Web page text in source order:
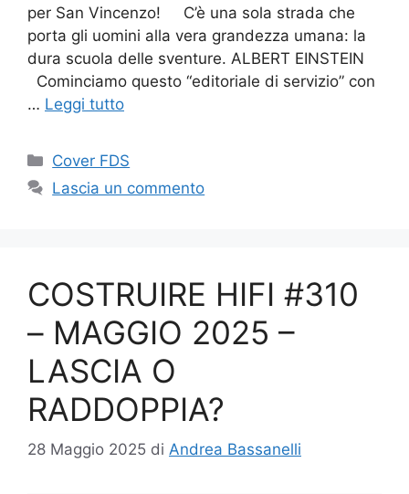
per San Vincenzo! C’è una sola strada che
porta gli uomini alla vera grandezza umana: la
dura scuola delle sventure. ALBERT EINSTEIN
Cominciamo questo “editoriale di servizio” con
… Leggi tutto
Categorie
Cover FDS
Lascia un commento
COSTRUIRE HIFI #310
– MAGGIO 2025 –
LASCIA O
RADDOPPIA?
28 Maggio 2025 di Andrea Bassanelli